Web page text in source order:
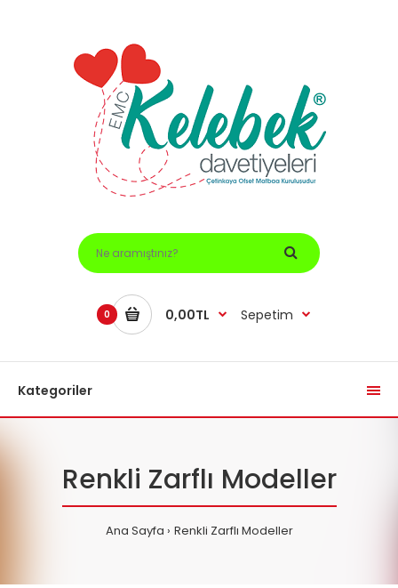
0 0,00TL Sepetim
Kategoriler
Renkli Zarflı Modeller
Ana Sayfa Renkli Zarflı Modeller